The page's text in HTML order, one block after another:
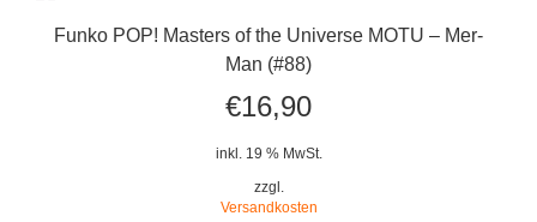
Funko POP! Masters of the Universe MOTU – Mer-
Man (#88)
€16,90
inkl. 19 % MwSt.
zzgl.
Versandkosten